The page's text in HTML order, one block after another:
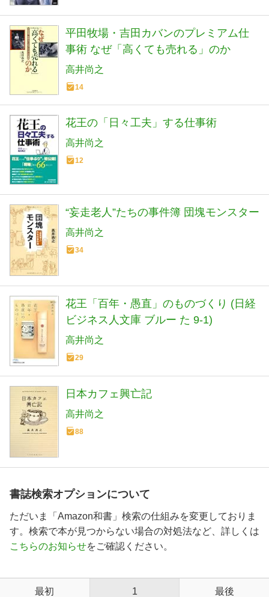
平田牧場・吉田カバンのプレミアム仕
事術 なぜ「高くても売れる」のか
高井尚之
14
花王の「日々工夫」する仕事術
高井尚之
12
“妄走老人”たちの事件簿 団塊モンスター
高井尚之
34
花王「百年・愚直」のものづくり (日経
ビジネス人文庫 ブルー た 9-1)
高井尚之
29
日本カフェ興亡記
高井尚之
88
書誌検索オプションについて
ただいま「Amazon和書」検索の仕組みを変更しておりま
す。検索で本が見つからない場合の対処法など、詳しくは
こちらのお知らせをご確認ください。
最初 1 最後